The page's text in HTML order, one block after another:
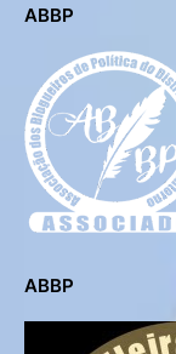
ABBP
ABBP